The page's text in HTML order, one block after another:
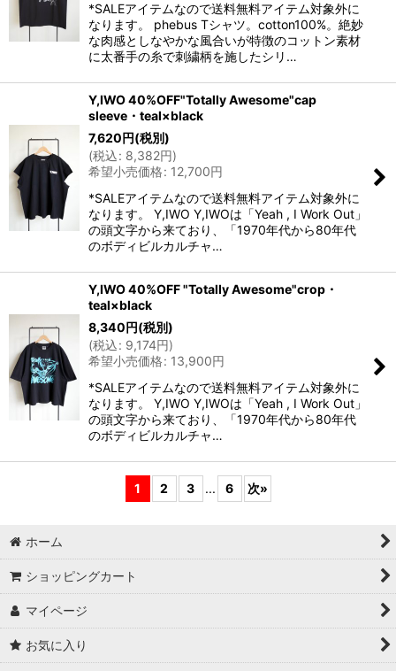
*SALEアイテムなので送料無料アイテム対象外に
なります。 phebus Tシャツ。cotton100%。絶妙
な肉感としなやかな風合いが特徴のコットン素材
に太番手の糸で刺繍柄を施したシリ…
Y,IWO 40%OFF"Totally Awesome"cap
sleeve・teal×black
7,620円(税別)
(税込: 8,382円)
希望小売価格: 12,700円
*SALEアイテムなので送料無料アイテム対象外に
なります。 Y,IWO Y,IWOは「Yeah , I Work Out」
の頭文字から来ており、「1970年代から80年代
のボディビルカルチャ…
Y,IWO 40%OFF "Totally Awesome"crop・
teal×black
8,340円(税別)
(税込: 9,174円)
希望小売価格: 13,900円
*SALEアイテムなので送料無料アイテム対象外に
なります。 Y,IWO Y,IWOは「Yeah , I Work Out」
の頭文字から来ており、「1970年代から80年代
のボディビルカルチャ…
1 2 3 ... 6 次»
ホーム
ショッピングカート
マイページ
お気に入り